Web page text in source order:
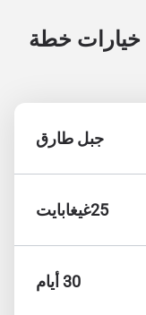
خيارات خطة
جبل طارق
25غيغابايت
30 أيام